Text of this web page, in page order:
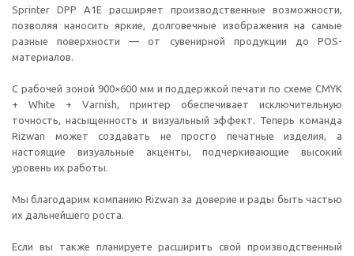
Sprinter DPP A1E расширяет производственные возможности,
позволяя наносить яркие, долговечные изображения на самые
разные поверхности — от сувенирной продукции до POS-
материалов.
С рабочей зоной 900×600 мм и поддержкой печати по схеме CMYK
+ White + Varnish, принтер обеспечивает исключительную
точность, насыщенность и визуальный эффект. Теперь команда
Rizwan может создавать не просто печатные изделия, а
настоящие визуальные акценты, подчеркивающие высокий
уровень их работы.
Мы благодарим компанию Rizwan за доверие и рады быть частью
их дальнейшего роста.
Если вы также планируете расширить свой производственный